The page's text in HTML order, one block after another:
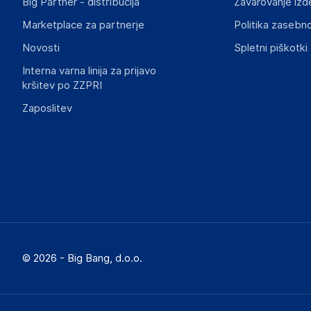
Slike o varnosti izdelka
Slike o varnosti izdelka vsebujejo opozorila na embalaži
Marketplace za partnerje
Novosti
Interna varna linija za prijavo
kršitev po ZZPRI
Zaposlitev
Politika
Spletni piškotki
© 2026 - Big Bang, d.o.o.